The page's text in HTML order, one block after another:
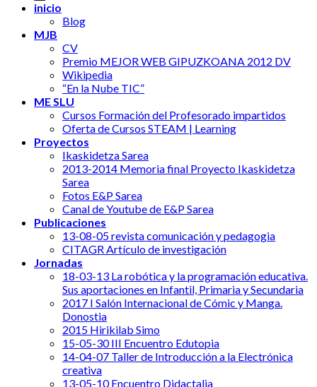
inicio
Blog
MJB
CV
Premio MEJOR WEB GIPUZKOANA 2012 DV
Wikipedia
“En la Nube TIC”
ME SLU
Cursos Formación del Profesorado impartidos
Oferta de Cursos STEAM | Learning
Proyectos
Ikaskidetza Sarea
2013-2014 Memoria final Proyecto Ikaskidetza
Sarea
Fotos E&P Sarea
Canal de Youtube de E&P Sarea
Publicaciones
13-08-05 revista comunicación y pedagogia
CITAGR Artículo de investigación
Jornadas
18-03-13 La robótica y la programación educativa.
Sus aportaciones en Infantil, Primaria y Secundaria
2017 I Salón Internacional de Cómic y Manga.
Donostia
2015 Hirikilab Simo
15-05-30 III Encuentro Edutopia
14-04-07 Taller de Introducción a la Electrónica
creativa
13-05-10 Encuentro Didactalia